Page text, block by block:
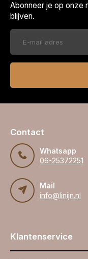
Abonneer je op onze
blijven.
Contact
Whatsapp
06-25372251
Mail
info@linijn.nl
Klantenservice